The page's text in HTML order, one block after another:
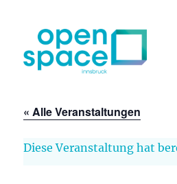
« Alle Veranstaltungen
Diese Veranstaltung hat